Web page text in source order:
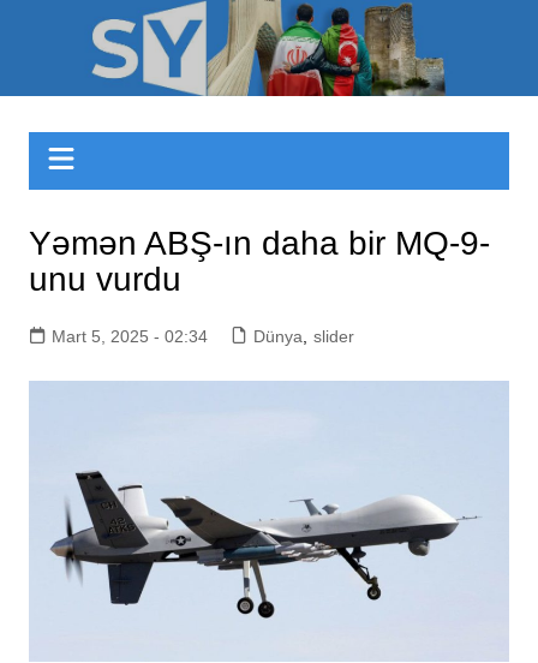
Sizinyol.org
Yəmən ABŞ-ın daha bir MQ-9-
unu vurdu
Mart 5, 2025 - 02:34 Dünya slider